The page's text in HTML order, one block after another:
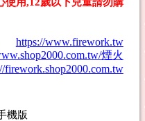
https://www.firework.tw
煙火
firework.shop2000.com.tw
機版